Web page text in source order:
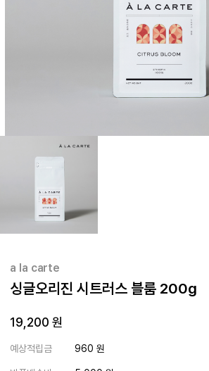
a la carte
싱글오리진 시트러스 블룸 200g
19,200 원
예상적립금 960 원